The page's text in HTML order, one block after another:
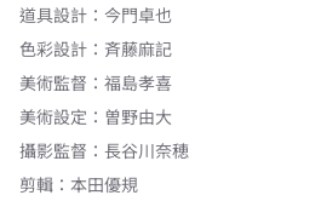
道具設計 ： 今門卓也
色彩設計 ： 斉藤麻記
美術監督 ： 福島孝喜
美術設定 ： 曽野由大
攝影監督 ： 長谷川奈穂
剪輯 ： 本田優規